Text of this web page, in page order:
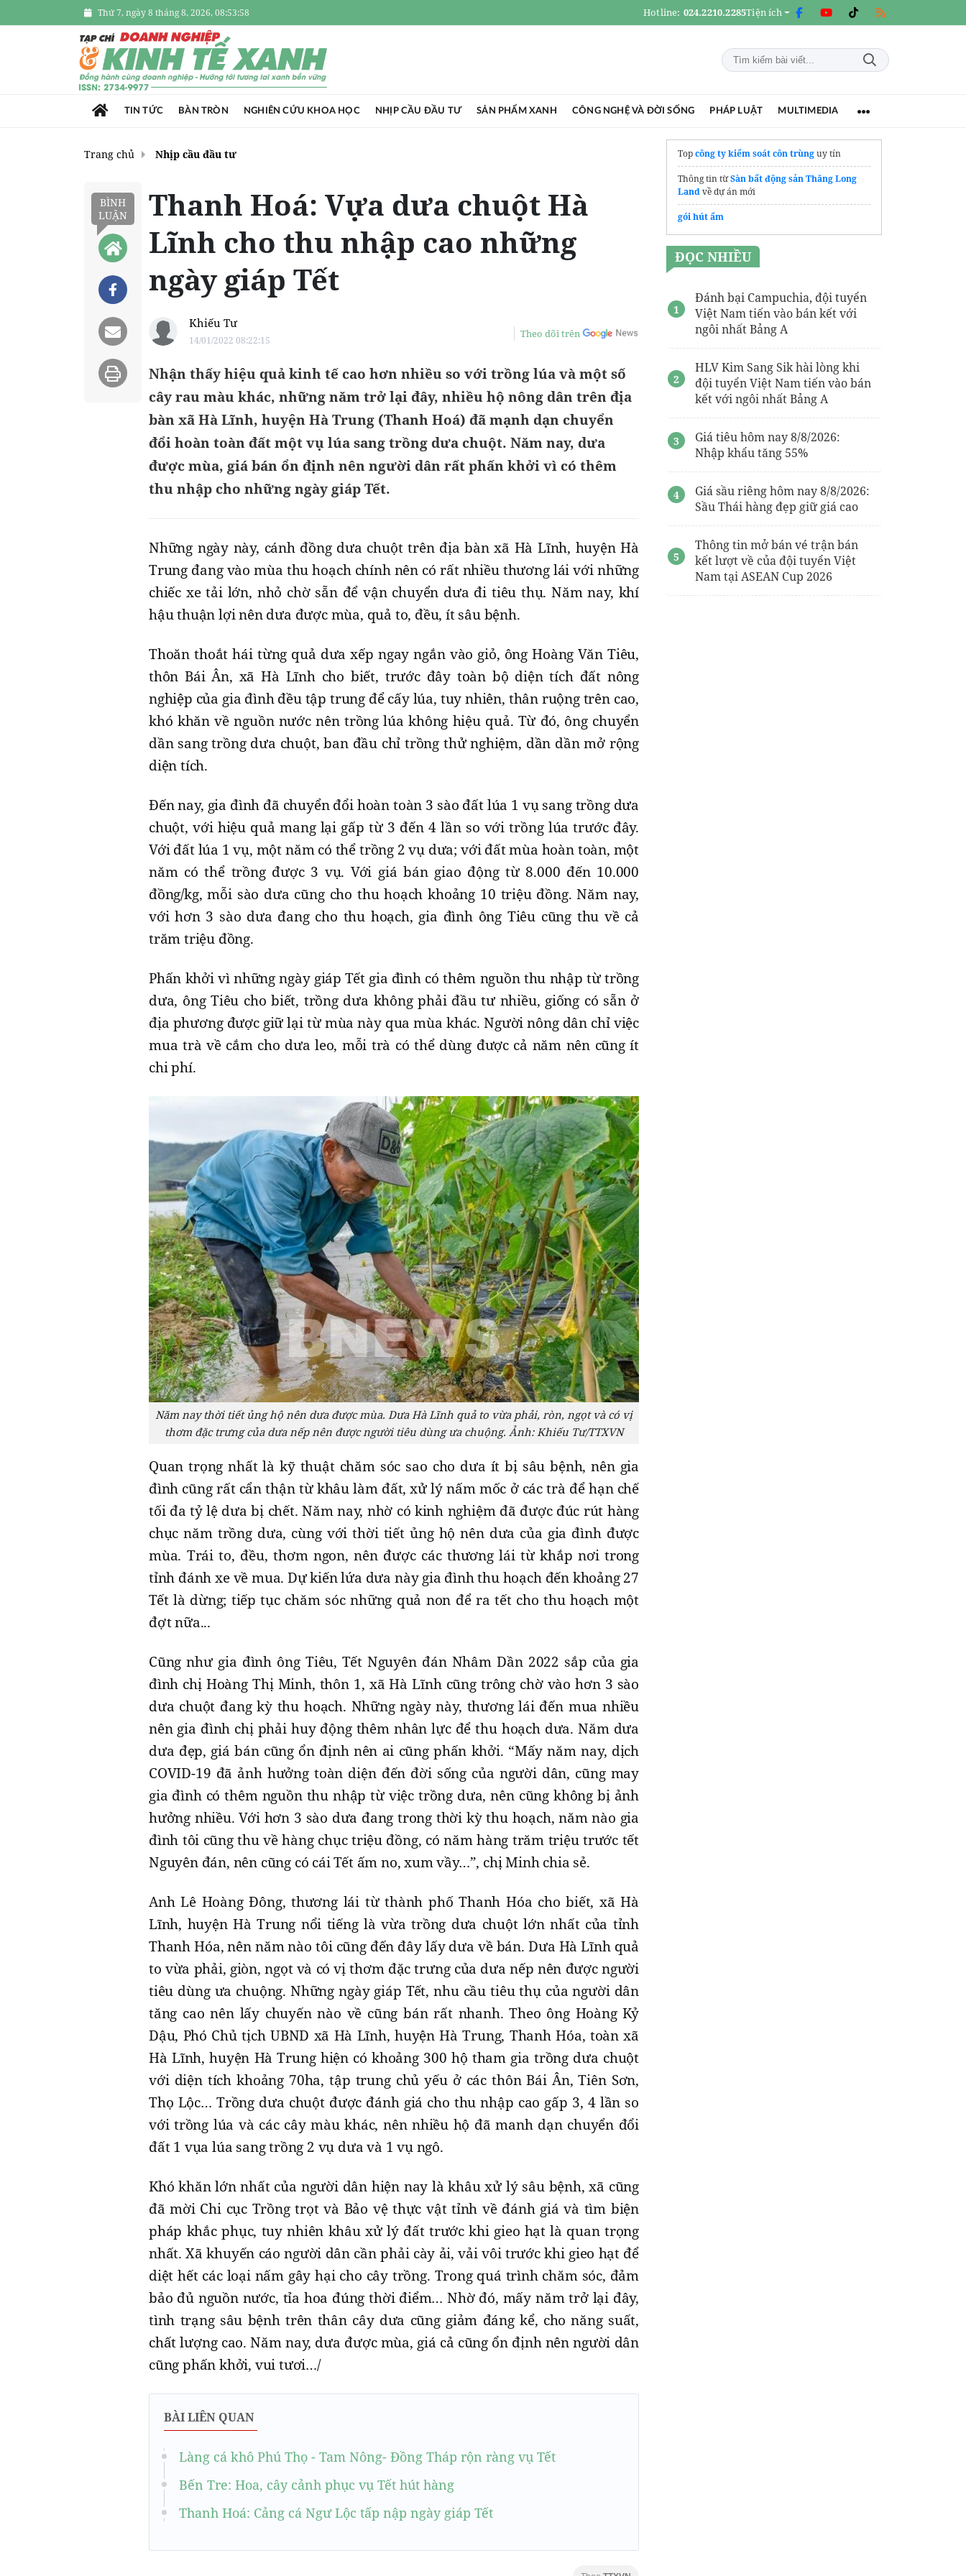
Thứ 7, ngày 8 tháng 8, 2026, 08:53:59 Hotline: 024.2210.2285Tiện ích
TIN TỨC BÀN TRÒN NGHIÊN CỨU KHOA HỌC NHỊP CẦU ĐẦU TƯ SẢN PHẨM XANH CÔNG NGHỆ VÀ ĐỜI SỐNG PHÁP LUẬT MULTIMEDIA
Trang chủ Nhịp cầu đầu tư
BÌNH
LUẬN
Thanh Hoá: Vựa dưa chuột Hà
Lĩnh cho thu nhập cao những
ngày giáp Tết
Khiếu Tư
14/01/2022 08:22:15
Theo dõi trên
Nhận thấy hiệu quả kinh tế cao hơn nhiều so với trồng lúa và một số
cây rau màu khác, những năm trở lại đây, nhiều hộ nông dân trên địa
bàn xã Hà Lĩnh, huyện Hà Trung (Thanh Hoá) đã mạnh dạn chuyển
đổi hoàn toàn đất một vụ lúa sang trồng dưa chuột. Năm nay, dưa
được mùa, giá bán ổn định nên người dân rất phấn khởi vì có thêm
thu nhập cho những ngày giáp Tết.
Những ngày này, cánh đồng dưa chuột trên địa bàn xã Hà Lĩnh, huyện Hà
Trung đang vào mùa thu hoạch chính nên có rất nhiều thương lái với những
chiếc xe tải lớn, nhỏ chờ sẵn để vận chuyển dưa đi tiêu thụ. Năm nay, khí
hậu thuận lợi nên dưa được mùa, quả to, đều, ít sâu bệnh.
Thoăn thoắt hái từng quả dưa xếp ngay ngắn vào giỏ, ông Hoàng Văn Tiêu,
thôn Bái Ân, xã Hà Lĩnh cho biết, trước đây toàn bộ diện tích đất nông
nghiệp của gia đình đều tập trung để cấy lúa, tuy nhiên, thân ruộng trên cao,
khó khăn về nguồn nước nên trồng lúa không hiệu quả. Từ đó, ông chuyển
dần sang trồng dưa chuột, ban đầu chỉ trồng thử nghiệm, dần dần mở rộng
diện tích.
Đến nay, gia đình đã chuyển đổi hoàn toàn 3 sào đất lúa 1 vụ sang trồng dưa
chuột, với hiệu quả mang lại gấp từ 3 đến 4 lần so với trồng lúa trước đây.
Với đất lúa 1 vụ, một năm có thể trồng 2 vụ dưa; với đất mùa hoàn toàn, một
năm có thể trồng được 3 vụ. Với giá bán giao động từ 8.000 đến 10.000
đồng/kg, mỗi sào dưa cũng cho thu hoạch khoảng 10 triệu đồng. Năm nay,
với hơn 3 sào dưa đang cho thu hoạch, gia đình ông Tiêu cũng thu về cả
trăm triệu đồng.
Phấn khởi vì những ngày giáp Tết gia đình có thêm nguồn thu nhập từ trồng
dưa, ông Tiêu cho biết, trồng dưa không phải đầu tư nhiều, giống có sẵn ở
địa phương được giữ lại từ mùa này qua mùa khác. Người nông dân chỉ việc
mua trà về cắm cho dưa leo, mỗi trà có thể dùng được cả năm nên cũng ít
chi phí.
Năm nay thời tiết ủng hộ nên dưa được mùa. Dưa Hà Lĩnh quả to vừa phải, ròn, ngọt và có vị
thơm đặc trưng của dưa nếp nên được người tiêu dùng ưa chuộng. Ảnh: Khiếu Tư/TTXVN
Quan trọng nhất là kỹ thuật chăm sóc sao cho dưa ít bị sâu bệnh, nên gia
đình cũng rất cẩn thận từ khâu làm đất, xử lý nấm mốc ở các trà để hạn chế
tối đa tỷ lệ dưa bị chết. Năm nay, nhờ có kinh nghiệm đã được đúc rút hàng
chục năm trồng dưa, cùng với thời tiết ủng hộ nên dưa của gia đình được
mùa. Trái to, đều, thơm ngon, nên được các thương lái từ khắp nơi trong
tỉnh đánh xe về mua. Dự kiến lứa dưa này gia đình thu hoạch đến khoảng 27
Tết là dừng; tiếp tục chăm sóc những quả non để ra tết cho thu hoạch một
đợt nữa...
Cũng như gia đình ông Tiêu, Tết Nguyên đán Nhâm Dần 2022 sắp của gia
đình chị Hoàng Thị Minh, thôn 1, xã Hà Lĩnh cũng trông chờ vào hơn 3 sào
dưa chuột đang kỳ thu hoạch. Những ngày này, thương lái đến mua nhiều
nên gia đình chị phải huy động thêm nhân lực để thu hoạch dưa. Năm dưa
dưa đẹp, giá bán cũng ổn định nên ai cũng phấn khởi. “Mấy năm nay, dịch
COVID-19 đã ảnh hưởng toàn diện đến đời sống của người dân, cũng may
gia đình có thêm nguồn thu nhập từ việc trồng dưa, nên cũng không bị ảnh
hưởng nhiều. Với hơn 3 sào dưa đang trong thời kỳ thu hoạch, năm nào gia
đình tôi cũng thu về hàng chục triệu đồng, có năm hàng trăm triệu trước tết
Nguyên đán, nên cũng có cái Tết ấm no, xum vầy…”, chị Minh chia sẻ.
Anh Lê Hoàng Đông, thương lái từ thành phố Thanh Hóa cho biết, xã Hà
Lĩnh, huyện Hà Trung nổi tiếng là vừa trồng dưa chuột lớn nhất của tỉnh
Thanh Hóa, nên năm nào tôi cũng đến đây lấy dưa về bán. Dưa Hà Lĩnh quả
to vừa phải, giòn, ngọt và có vị thơm đặc trưng của dưa nếp nên được người
tiêu dùng ưa chuộng. Những ngày giáp Tết, nhu cầu tiêu thụ của người dân
tăng cao nên lấy chuyến nào về cũng bán rất nhanh. Theo ông Hoàng Kỷ
Dậu, Phó Chủ tịch UBND xã Hà Lĩnh, huyện Hà Trung, Thanh Hóa, toàn xã
Hà Lĩnh, huyện Hà Trung hiện có khoảng 300 hộ tham gia trồng dưa chuột
với diện tích khoảng 70ha, tập trung chủ yếu ở các thôn Bái Ân, Tiên Sơn,
Thọ Lộc… Trồng dưa chuột được đánh giá cho thu nhập cao gấp 3, 4 lần so
với trồng lúa và các cây màu khác, nên nhiều hộ đã manh dạn chuyển đổi
đất 1 vụa lúa sang trồng 2 vụ dưa và 1 vụ ngô.
Khó khăn lớn nhất của người dân hiện nay là khâu xử lý sâu bệnh, xã cũng
đã mời Chi cục Trồng trọt và Bảo vệ thực vật tỉnh về đánh giá và tìm biện
pháp khắc phục, tuy nhiên khâu xử lý đất trước khi gieo hạt là quan trọng
nhất. Xã khuyến cáo người dân cần phải cày ải, vải vôi trước khi gieo hạt để
diệt hết các loại nấm gây hại cho cây trồng. Trong quá trình chăm sóc, đảm
bảo đủ nguồn nước, tỉa hoa đúng thời điểm… Nhờ đó, mấy năm trở lại đây,
tình trạng sâu bệnh trên thân cây dưa cũng giảm đáng kể, cho năng suất,
chất lượng cao. Năm nay, dưa được mùa, giá cả cũng ổn định nên người dân
cũng phấn khởi, vui tươi…/
BÀI LIÊN QUAN
Làng cá khô Phú Thọ - Tam Nông- Đồng Tháp rộn ràng vụ Tết
Bến Tre: Hoa, cây cảnh phục vụ Tết hút hàng
Thanh Hoá: Cảng cá Ngư Lộc tấp nập ngày giáp Tết
Topcông ty kiểm soát côn trùnguy tín
Thông tin từSàn bất động sản Thăng Long
Landvề dự án mới
gói hút ẩm
ĐỌC NHIỀU
Đánh bại Campuchia, đội tuyển
Việt Nam tiến vào bán kết với
ngôi nhất Bảng A
HLV Kim Sang Sik hài lòng khi
đội tuyển Việt Nam tiến vào bán
kết với ngôi nhất Bảng A
Giá tiêu hôm nay 8/8/2026:
Nhập khẩu tăng 55%
Giá sầu riêng hôm nay 8/8/2026:
Sầu Thái hàng đẹp giữ giá cao
Thông tin mở bán vé trận bán
kết lượt về của đội tuyển Việt
Nam tại ASEAN Cup 2026